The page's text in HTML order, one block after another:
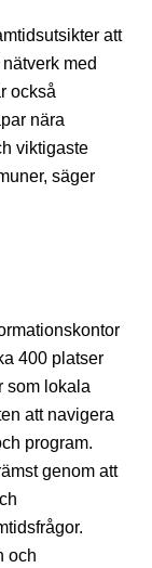
att
med
också
nära
viktigaste
säger
400 platser
som lokala
att navigera
program.
genom att
och